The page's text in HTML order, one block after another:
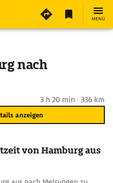
MENÜ
nach
3 h 20 min · 336 km
anzeigen
von Hamburg aus